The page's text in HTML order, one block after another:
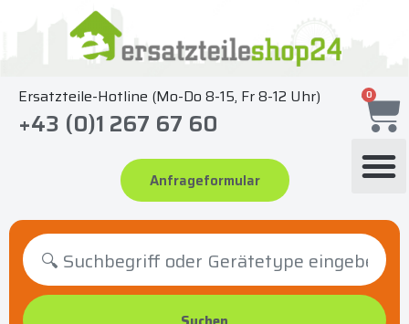
springen
Ersatzteile-Hotline (Mo-Do 8-15, Fr 8-12 Uhr)
+43 (0)1 267 67 60
Anfrageformular
0